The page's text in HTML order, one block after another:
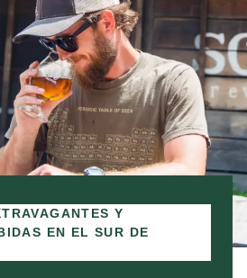
Y
EN EL SUR DE